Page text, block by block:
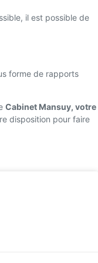
il est possible de
forme de rapports
Cabinet Mansuy, votre
disposition pour faire